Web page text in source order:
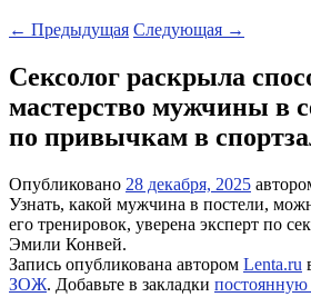
← Предыдущая Следующая →
Сексолог раскрыла
мастерство мужчины в
по привычкам в
Опубликовано 28 декабря, 2025
Узнать, какой мужчина в постели,
его тренировок, уверена эксперт по
Эмили Конвей.
Запись опубликована автором Lenta.ru
ЗОЖ. Добавьте в закладки постоянную